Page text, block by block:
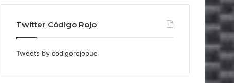
Twitter Código Rojo
Tweets by codigorojopue